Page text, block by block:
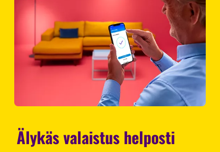
Älykäs valaistus helposti